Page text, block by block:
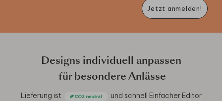
Jetzt anmelden!
Designs individuell anpassen
für besondere Anlässe
Lieferung ist und schnell Einfacher Editor